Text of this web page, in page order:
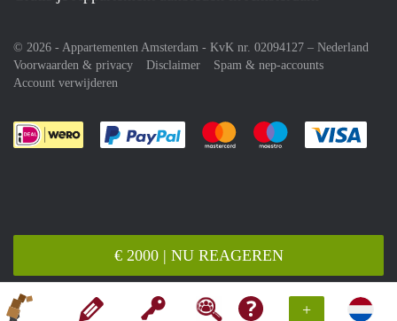
+
€ 2000 | NU REAGEREN
© 2026 - Appartementen Amsterdam - KvK nr. 02094127 – Nederland
Voorwaarden & privacy
Disclaimer
Spam & nep-accounts
Account verwijderen
Je rekent gemakkelijk af met Paypal
Je rekent gemakkelijk af met
Je rekent